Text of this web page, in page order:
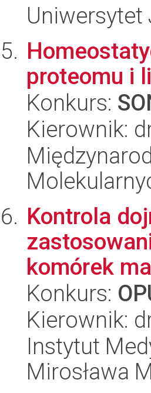
Uniwersytet
proteomu i
Konkurs:
Kierownik:
Kontrola
komórek
Konkurs:
Kierownik:
Instytut
Mirosława